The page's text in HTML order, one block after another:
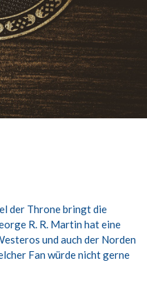
der Throne bringt die
R. R. Martin hat eine
und auch der Norden
Fan würde nicht gerne